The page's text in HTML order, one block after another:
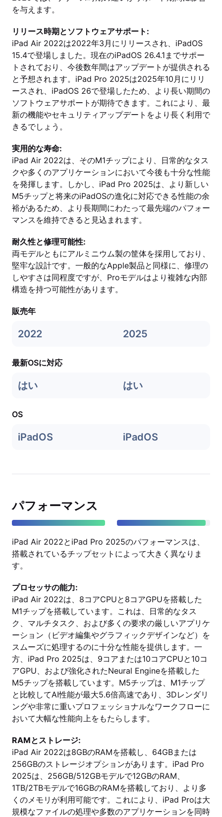
を与えます。
リリース時期とソフトウェアサポート:
iPad Air 2022は2022年3月にリリースされ、iPadOS
15.4で登場しました。現在のiPadOS 26.4.1までサポー
トされており、今後数年間はアップデートが提供される
と予想されます。iPad Pro 2025は2025年10月にリリ
ースされ、iPadOS 26で登場したため、より長い期間の
ソフトウェアサポートが期待できます。これにより、最
新の機能やセキュリティアップデートをより長く利用で
きるでしょう。
実用的な寿命:
iPad Air 2022は、そのM1チップにより、日常的なタス
クや多くのアプリケーションにおいて今後も十分な性能
を発揮します。しかし、iPad Pro 2025は、より新しい
M5チップと将来のiPadOSの進化に対応できる性能の余
裕があるため、より長期間にわたって最先端のパフォー
マンスを維持できると見込まれます。
耐久性と修理可能性:
両モデルともにアルミニウム製の筐体を採用しており、
堅牢な設計です。一般的なApple製品と同様に、修理の
しやすさは同程度ですが、Proモデルはより複雑な内部
構造を持つ可能性があります。
販売年
2022 2025
最新OSに対応
はい はい
OS
iPadOS iPadOS
パフォーマンス
iPad Air 2022とiPad Pro 2025のパフォーマンスは、
搭載されているチップセットによって大きく異なりま
す。
プロセッサの能力:
iPad Air 2022は、8コアCPUと8コアGPUを搭載した
M1チップを搭載しています。これは、日常的なタス
ク、マルチタスク、および多くの要求の厳しいアプリケ
ーション（ビデオ編集やグラフィックデザインなど）を
スムーズに処理するのに十分な性能を提供します。一
方、iPad Pro 2025は、9コアまたは10コアCPUと10コ
アGPU、および強化されたNeural Engineを搭載した
M5チップを搭載しています。M5チップは、M1チップ
と比較してAI性能が最大5.6倍高速であり、3Dレンダリ
ングや非常に重いプロフェッショナルなワークフローに
おいて大幅な性能向上をもたらします。
RAMとストレージ:
iPad Air 2022は8GBのRAMを搭載し、64GBまたは
256GBのストレージオプションがあります。iPad Pro
2025は、256GB/512GBモデルで12GBのRAM、
1TB/2TBモデルで16GBのRAMを搭載しており、より多
くのメモリが利用可能です。これにより、iPad Proは大
規模なファイルの処理や多数のアプリケーションを同時